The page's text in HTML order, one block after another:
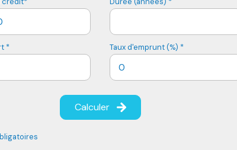
* Taux d'emprunt (%) *
Calculer